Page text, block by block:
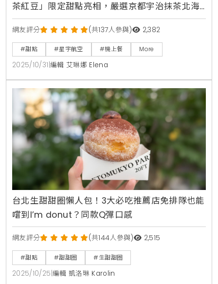
茶紅豆」限定甜點亮相，嚴選京都宇治抹茶北海
道紅豆，東京大阪返台航線獨家供應
網友評分 (共137人參與) 2,382
#甜點 #星宇航空 #機上餐 More
2025/10/31 編輯 艾琳娜 Elena
台北生甜甜圈懶人包！3大必吃推薦店免排隊也能
嚐到I’m donut？同款Q彈口感
網友評分 (共144人參與) 2,515
#甜點 #甜甜圈 #生甜甜圈
2025/10/25 編輯 凱洛琳 Karolin